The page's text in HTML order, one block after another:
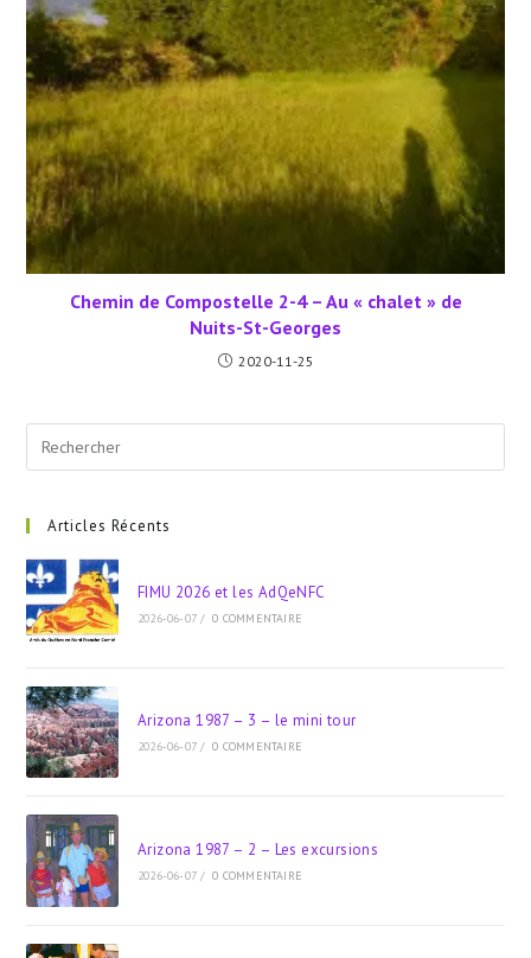
Chemin de Compostelle 2-4 – Au « chalet » de
Nuits-St-Georges
2020-11-25
Articles Récents
FIMU 2026 et les AdQeNFC
2026-06-07 / 0 COMMENTAIRE
Arizona 1987 – 3 – le mini tour
2026-06-07 / 0 COMMENTAIRE
Arizona 1987 – 2 – Les excursions
2026-06-07 / 0 COMMENTAIRE